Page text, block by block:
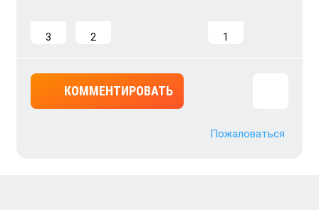
3 2 1
КОММЕНТИРОВАТЬ
Пожаловаться